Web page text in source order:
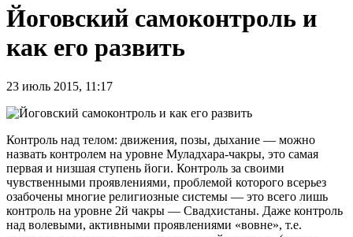
Йоговский самоконтроль и
как его развить
23 июль 2015, 11:17
Контроль над телом: движения, позы, дыхание — можно
назвать контролем на уровне Муладхара-чакры, это самая
первая и низшая ступень йоги. Контроль за своими
чувственными проявлениями, проблемой которого всерьез
озабочены многие религиозные системы — это всего лишь
контроль на уровне 2й чакры — Свадхистаны. Даже контроль
над волевыми, активными проявлениями «вовне», т.е.